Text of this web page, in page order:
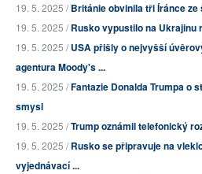
19. 5. 2025 /Británie obvinila tři Íránce ze
19. 5. 2025 /Rusko vypustilo na Ukrajinu
19. 5. 2025 /USA přišly o nejvyšší
agentura Moody's ...
19. 5. 2025 /Fantazie Donalda Trumpa o
smysl
19. 5. 2025 /Trump oznámil telefonický
19. 5. 2025 /Rusko se připravuje na
vyjednávací ...